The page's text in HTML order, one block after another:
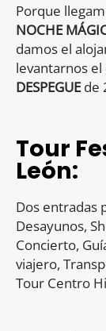
quantity
Porque
NOCHE
damos el
levantarnos
DESPEGUEde
Tour
León:
Dos entradas
Desayunos,
Concierto,
viajero,
Tour Centro